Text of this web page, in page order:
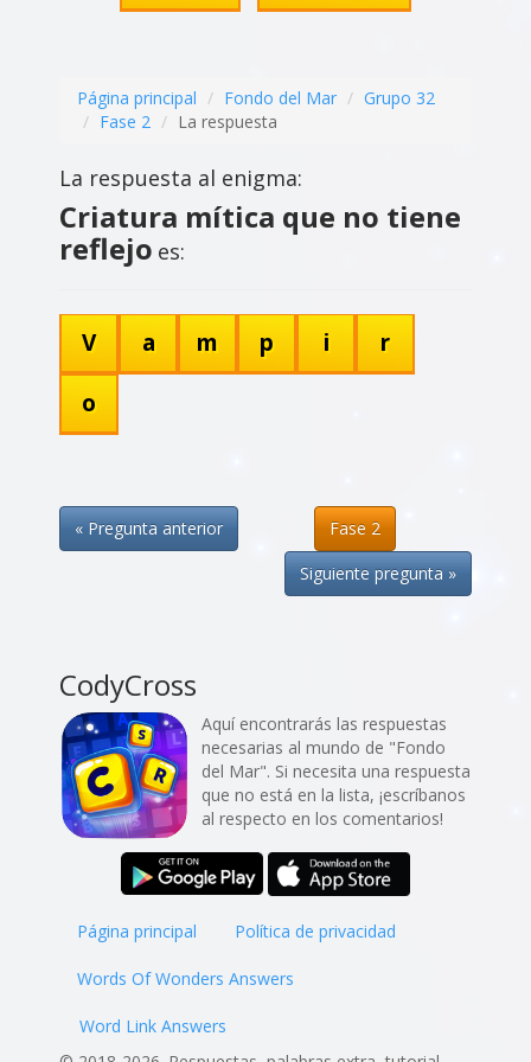
Página principal Fondo del Mar
Grupo 32
Fase 2
La respuesta
La respuesta al enigma:
Criatura mítica que no tiene
reflejo es:
V a m p i
r
o
« Pregunta anterior
Fase 2
Siguiente pregunta »
CodyCross
Aquí encontrarás las respuestas
necesarias al mundo de "Fondo
del Mar". Si necesita una respuesta
que no está en la lista, ¡escríbanos
al respecto en los comentarios!
Página principal Política de privacidad
Words Of Wonders Answers
Word Link Answers